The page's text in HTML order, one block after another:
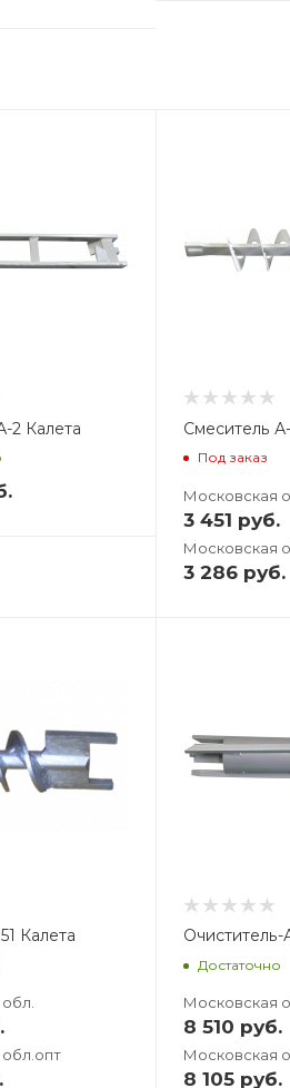
2 Калета Смеситель
Под заказ
Московская
3 451 руб.
Московская
3 286 руб.
Калета Очиститель-
Достаточно
Московская
8 510 руб.
Московская
8 105 руб.